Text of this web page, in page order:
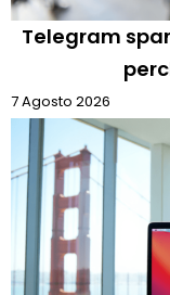
Telegram
7 Agosto 2026